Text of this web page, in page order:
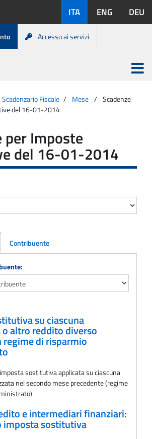
disponibili:
ITA ENG DEU
Accesso ai servizi
Apri
menu
Scadenzario Fiscale Mese
Scadenze
del 16-01-2014
per Imposte
del 16-01-2014
Contribuente
su ciascuna
altro reddito diverso
regime di risparmio
sostitutiva applicata su ciascuna
nel secondo mese precedente (regime
e intermediari finanziari:
imposta sostitutiva